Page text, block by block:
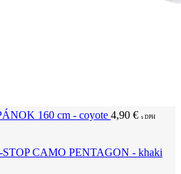
160 cm - coyote 4,90 € s DPH
CAMO PENTAGON - khaki